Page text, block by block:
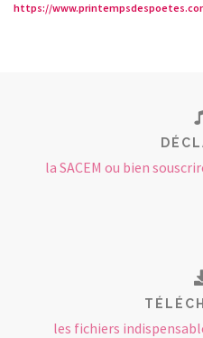
https://
la SACEM ou bien
les fichiers